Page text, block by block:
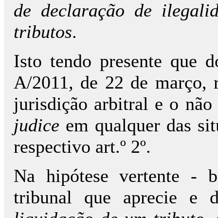
de declaração de
tributos.
Isto tendo presente que
A/2011, de 22 de março,
jurisdição arbitral e o
judice em qualquer das
respectivo art.º 2º.
Na hipótese vertente -
tribunal que aprecie e